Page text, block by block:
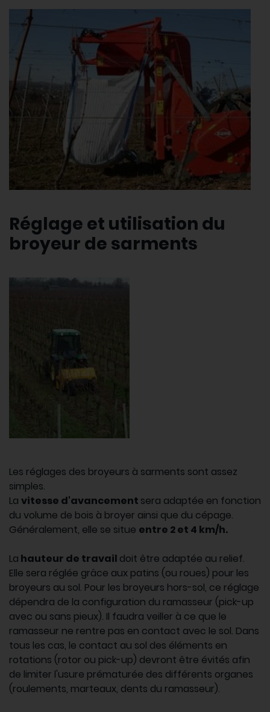
Réglage et utilisation du
broyeur de sarments
Les réglages des broyeurs à sarments sont assez
simples.
La vitesse d'avancement sera adaptée en fonction
du volume de bois à broyer ainsi que du cépage.
Généralement, elle se situe entre 2 et 4 km/h.
La hauteur de travail doit être adaptée au relief.
Elle sera réglée grâce aux patins (ou roues) pour les
broyeurs au sol. Pour les broyeurs hors-sol, ce réglage
dépendra de la configuration du ramasseur (pick-up
avec ou sans pieux). Il faudra veiller à ce que le
ramasseur ne rentre pas en contact avec le sol. Dans
tous les cas, le contact au sol des éléments en
rotations (rotor ou pick-up) devront être évités afin
de limiter l'usure prématurée des différents organes
(roulements, marteaux, dents du ramasseur).